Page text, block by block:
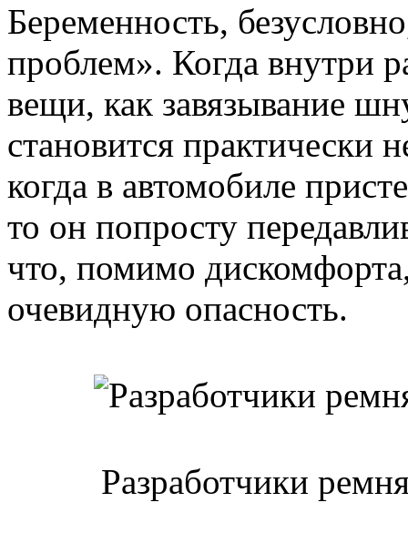
Беременность,
проблем». Когда внутри
вещи, как завязывание
становится практически
когда в автомобиле
то он попросту
что, помимо
очевидную опасность.
Разработчики